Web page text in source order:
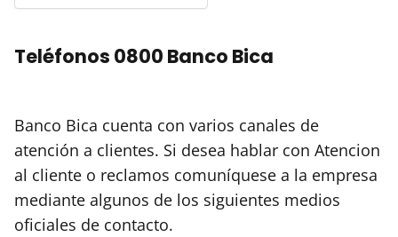
Teléfonos 0800 Banco Bica
Banco Bica cuenta con varios canales de
atención a clientes. Si desea hablar con Atencion
al cliente o reclamos comuníquese a la empresa
mediante algunos de los siguientes medios
oficiales de contacto.